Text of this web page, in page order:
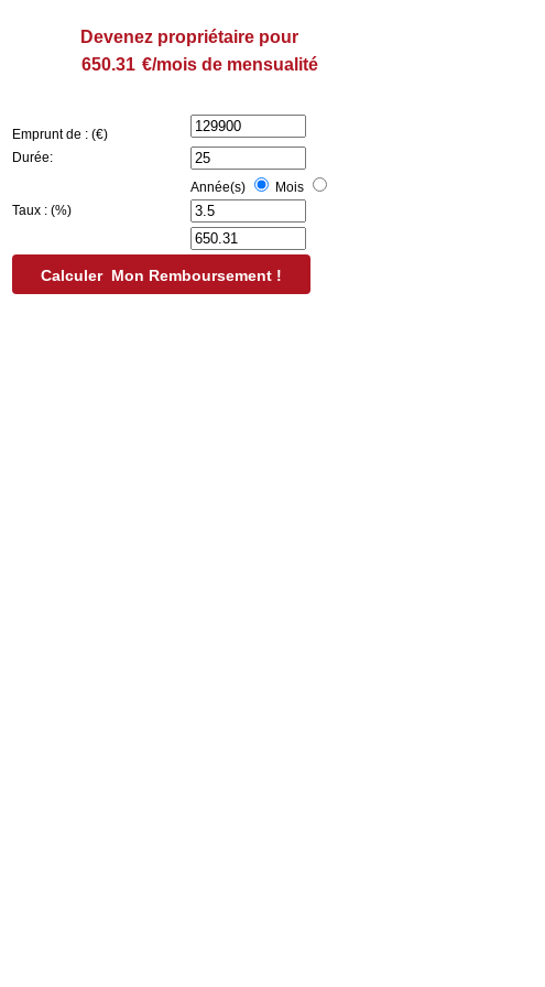
Devenez propriétaire pour
€/mois de mensualité
Emprunt de : (€)
Durée:
Année(s)
Mois
Taux : (%)